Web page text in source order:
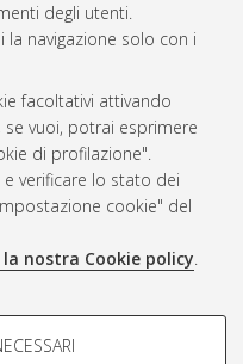
degli utenti.
navigazione solo con i
facoltativi attivando
vuoi, potrai esprimere
di profilazione".
verificare lo stato dei
cookie" del
nostra Cookie policy.